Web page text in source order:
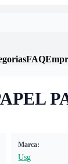
FAQ
Marca:
Usg